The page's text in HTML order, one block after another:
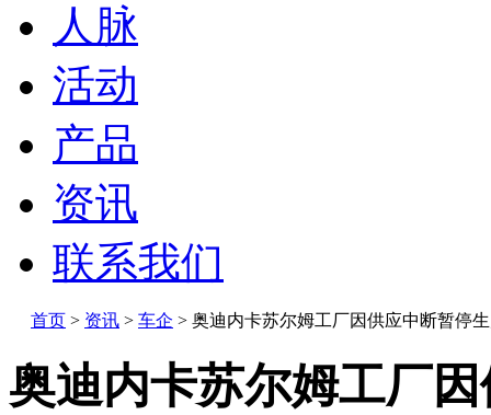
人脉
活动
产品
资讯
联系我们
首页 > 资讯 > 车企 > 奥迪内卡苏尔姆工厂因供应中断暂停
奥迪内卡苏尔姆工厂